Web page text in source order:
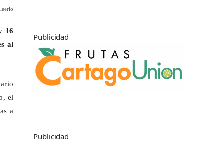
16
al
el
a
Publicidad
Publicidad